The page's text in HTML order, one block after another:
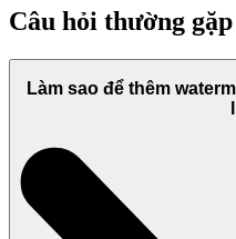
Câu hỏi thường gặp
Làm sao để thêm